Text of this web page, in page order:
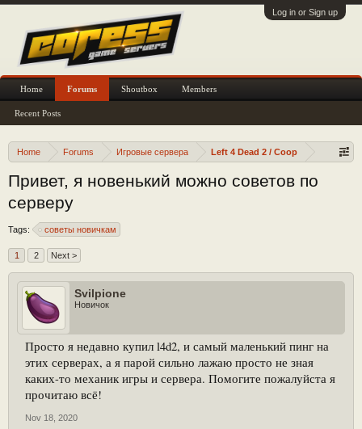
Log in or Sign up
Home Forums Игровые сервера Left 4 Dead 2 / Coop
Привет, я новенький можно советов по
серверу
Tags: советы новичкам
1 2 Next >
Svilpione
Новичок
Просто я недавно купил l4d2, и самый маленький пинг на
этих серверах, а я парой сильно лажаю просто не зная
каких-то механик игры и сервера. Помогите пожалуйста я
прочитаю всё!
Nov 18, 2020
Home Forums
Recent Posts
Shoutbox Members